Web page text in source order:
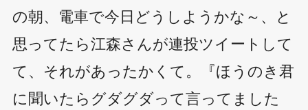
の朝、電車で今日どうしようかな～、と
思ってたら江森さんが連投ツイートして
て、それがあったかくて。『ほうのき君
に聞いたらグダグダって言ってました